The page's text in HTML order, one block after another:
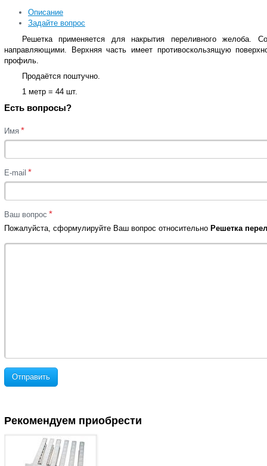
Описание
Задайте вопрос
Решетка применяется для накрытия переливного желоба.
направляющими. Верхняя часть имеет противоскользящую
профиль.
Продаётся поштучно.
1 метр = 44 шт.
Есть вопросы?
Имя *
E-mail *
Ваш вопрос *
Пожалуйста, сформулируйте Ваш вопрос относительно Решетка
Отправить
Рекомендуем приобрести